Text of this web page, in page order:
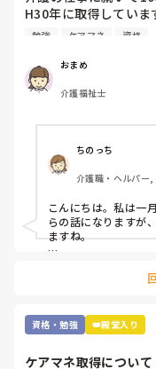
H30年に取得していま
職場では次の資格に
るべきかに悩んでいま
ユマニチュードや認
これから1年間くら
皆さんはどんな資格
また介護福祉士取得
る方は何を目標にさ
追記:
鼻腔内・口腔内の喀
あと、元美容師アシス
勉強 ケアマネ 資格
おまめ
介護福祉士
ちのっち
介護職・ヘルパー
こんにちは。私は一
らの話になりますが
ますね。
士取ってからそれか
とか興味ありますね。
資格・勉強 👑殿堂入り
ケアマネ取得について